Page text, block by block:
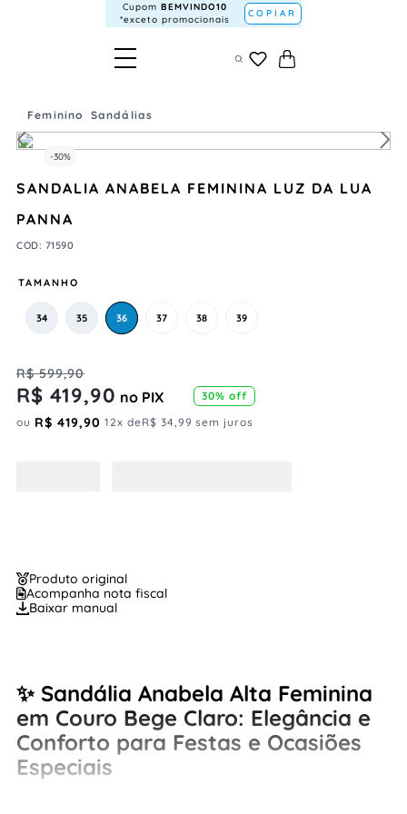
Cupom BEMVINDO10
*exceto promocionais
COPIAR
Feminino Sandálias
-30%
SANDALIA ANABELA FEMININA LUZ DA LUA
PANNA
COD: 71590
TAMANHO
34 35 36 37 38 39
R$ 599,90
R$ 419,90 no PIX 30% off
ou R$ 419,90 12x deR$ 34,99 sem juros
Produto original
Acompanha nota fiscal
Baixar manual
✨ Sandália Anabela Alta Feminina
em Couro Bege Claro: Elegância e
Conforto para Festas e Ocasiões
Especiais